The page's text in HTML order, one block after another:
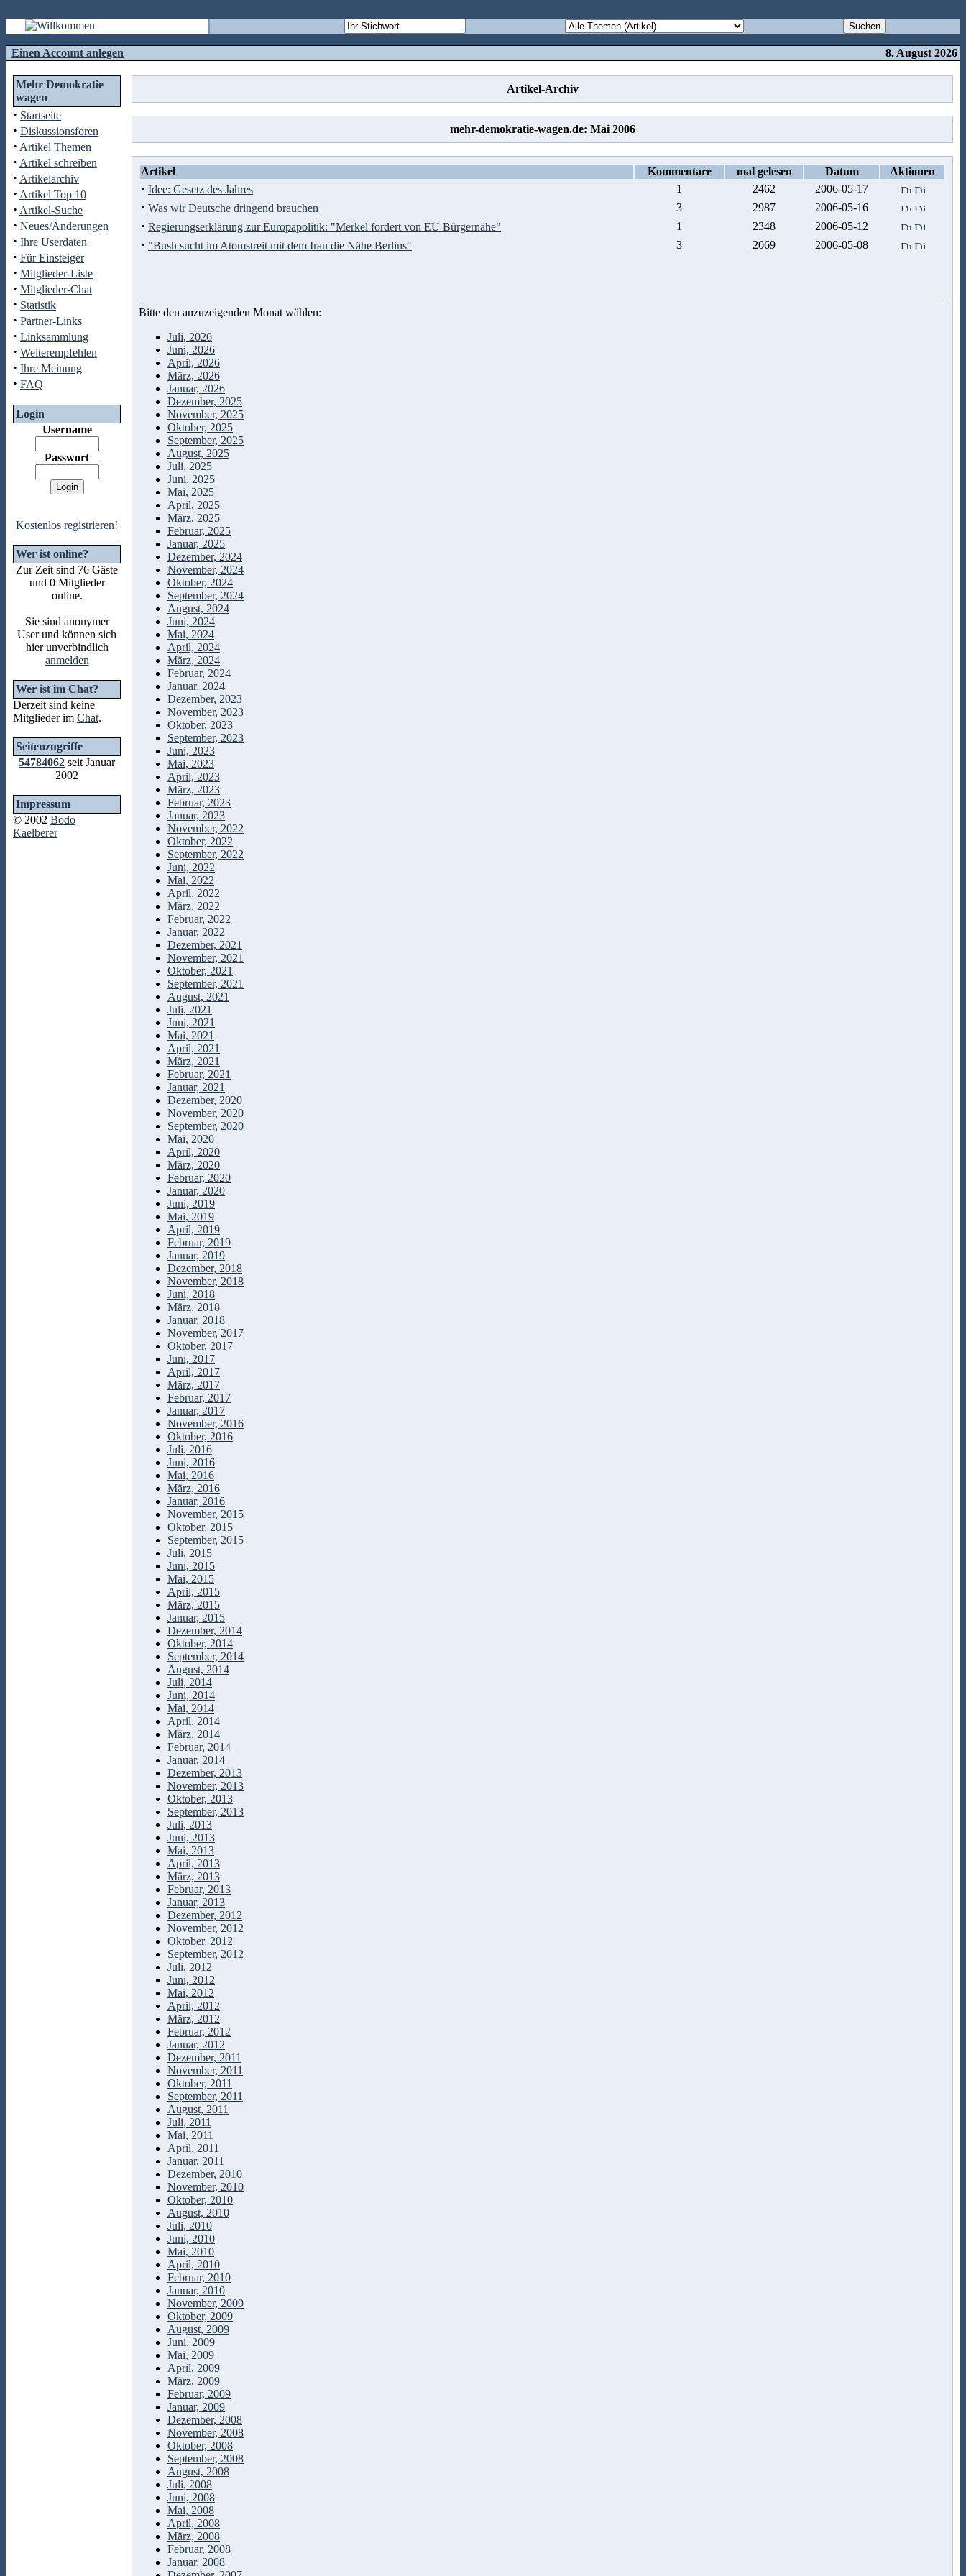
Einen Account anlegen 8. August 2026
Mehr Demokratie
wagen
· Startseite
· Diskussionsforen
· Artikel Themen
· Artikel schreiben
· Artikelarchiv
· Artikel Top 10
· Artikel-Suche
· Neues/Änderungen
· Ihre Userdaten
· Für Einsteiger
· Mitglieder-Liste
· Mitglieder-Chat
· Statistik
· Partner-Links
· Linksammlung
· Weiterempfehlen
· Ihre Meinung
· FAQ
Login
Username
Passwort
Kostenlos registrieren!
Wer ist online?
Zur Zeit sind 76 Gäste
und 0 Mitglieder
online.
Sie sind anonymer
User und können sich
hier unverbindlich
anmelden
Wer ist im Chat?
Derzeit sind keine
Mitglieder im Chat.
Seitenzugriffe
54784062 seit Januar
2002
Impressum
© 2002 Bodo
Kaelberer
Artikel-Archiv
mehr-demokratie-wagen.de: Mai 2006
Artikel Kommentare mal gelesen Datum Aktionen
· Idee: Gesetz des Jahres 1 2462 2006-05-17
· Was wir Deutsche dringend brauchen 3 2987 2006-05-16
· Regierungserklärung zur Europapolitik: "Merkel fordert von EU Bürgernähe" 1 2348 2006-05-12
· "Bush sucht im Atomstreit mit dem Iran die Nähe Berlins" 3 2069 2006-05-08
Bitte den anzuzeigenden Monat wählen:
Juli, 2026
Juni, 2026
April, 2026
März, 2026
Januar, 2026
Dezember, 2025
November, 2025
Oktober, 2025
September, 2025
August, 2025
Juli, 2025
Juni, 2025
Mai, 2025
April, 2025
März, 2025
Februar, 2025
Januar, 2025
Dezember, 2024
November, 2024
Oktober, 2024
September, 2024
August, 2024
Juni, 2024
Mai, 2024
April, 2024
März, 2024
Februar, 2024
Januar, 2024
Dezember, 2023
November, 2023
Oktober, 2023
September, 2023
Juni, 2023
Mai, 2023
April, 2023
März, 2023
Februar, 2023
Januar, 2023
November, 2022
Oktober, 2022
September, 2022
Juni, 2022
Mai, 2022
April, 2022
März, 2022
Februar, 2022
Januar, 2022
Dezember, 2021
November, 2021
Oktober, 2021
September, 2021
August, 2021
Juli, 2021
Juni, 2021
Mai, 2021
April, 2021
März, 2021
Februar, 2021
Januar, 2021
Dezember, 2020
November, 2020
September, 2020
Mai, 2020
April, 2020
März, 2020
Februar, 2020
Januar, 2020
Juni, 2019
Mai, 2019
April, 2019
Februar, 2019
Januar, 2019
Dezember, 2018
November, 2018
Juni, 2018
März, 2018
Januar, 2018
November, 2017
Oktober, 2017
Juni, 2017
April, 2017
März, 2017
Februar, 2017
Januar, 2017
November, 2016
Oktober, 2016
Juli, 2016
Juni, 2016
Mai, 2016
März, 2016
Januar, 2016
November, 2015
Oktober, 2015
September, 2015
Juli, 2015
Juni, 2015
Mai, 2015
April, 2015
März, 2015
Januar, 2015
Dezember, 2014
Oktober, 2014
September, 2014
August, 2014
Juli, 2014
Juni, 2014
Mai, 2014
April, 2014
März, 2014
Februar, 2014
Januar, 2014
Dezember, 2013
November, 2013
Oktober, 2013
September, 2013
Juli, 2013
Juni, 2013
Mai, 2013
April, 2013
März, 2013
Februar, 2013
Januar, 2013
Dezember, 2012
November, 2012
Oktober, 2012
September, 2012
Juli, 2012
Juni, 2012
Mai, 2012
April, 2012
März, 2012
Februar, 2012
Januar, 2012
Dezember, 2011
November, 2011
Oktober, 2011
September, 2011
August, 2011
Juli, 2011
Mai, 2011
April, 2011
Januar, 2011
Dezember, 2010
November, 2010
Oktober, 2010
August, 2010
Juli, 2010
Juni, 2010
Mai, 2010
April, 2010
Februar, 2010
Januar, 2010
November, 2009
Oktober, 2009
August, 2009
Juni, 2009
Mai, 2009
April, 2009
März, 2009
Februar, 2009
Januar, 2009
Dezember, 2008
November, 2008
Oktober, 2008
September, 2008
August, 2008
Juli, 2008
Juni, 2008
Mai, 2008
April, 2008
März, 2008
Februar, 2008
Januar, 2008